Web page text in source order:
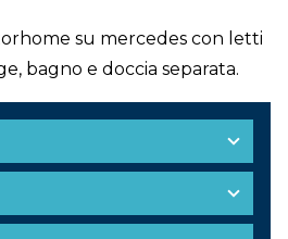
su mercedes con letti
bagno e doccia separata.